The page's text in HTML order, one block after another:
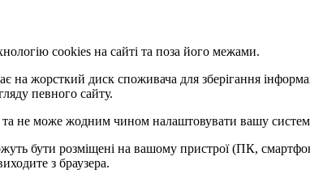
cookies на сайті та поза його межами.
на жорсткий диск споживача для зберігання
певного сайту.
та не може жодним чином налаштовувати вашу
бути розміщені на вашому пристрої (ПК,
з браузера.